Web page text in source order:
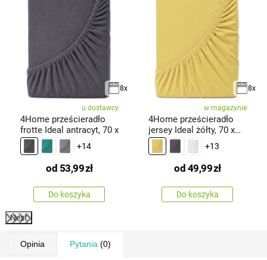
8x
u dostawcy
4Home prześcieradło
frotte Ideal antracyt, 70 x
+14
od 53,99zł
Do koszyka
8x
w magazynie
4Home prześcieradło
jersey Ideal żółty, 70 x
140
+13
od 49,99zł
Do koszyka
Next
Opinia Pytania (0)